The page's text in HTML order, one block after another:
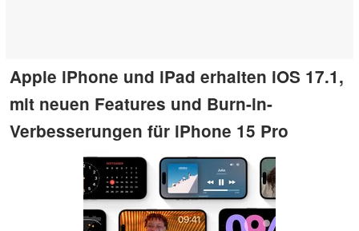
Apple iPhone und iPad erhalten iOS 17.1,
mit neuen Features und Burn-in-
Verbesserungen für iPhone 15 Pro